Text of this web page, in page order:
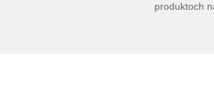
produktoch